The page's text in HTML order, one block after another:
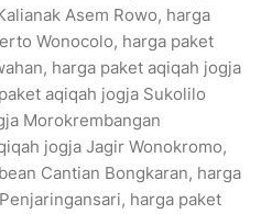
Asem Rowo, harga
Wonocolo, harga paket
harga paket aqiqah jogja
aqiqah jogja Sukolilo
Morokrembangan
jogja Jagir Wonokromo,
Cantian Bongkaran, harga
harga paket